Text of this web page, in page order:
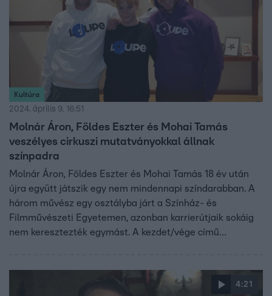
Kultúra
2024. április 9. 16:51
Molnár Áron, Földes Eszter és Mohai Tamás
veszélyes cirkuszi mutatványokkal állnak
színpadra
Molnár Áron, Földes Eszter és Mohai Tamás 18 év után
újra együtt játszik egy nem mindennapi színdarabban. A
három művész egy osztályba járt a Színház- és
Filmművészeti Egyetemen, azonban karrierútjaik sokáig
nem keresztezték egymást. A kezdet/vége című
akiket a Cirque du Soleil artistaművésze, Frányó Viktor
készít fel az előadásokra. „Elég sok sérülésem van,
4:21